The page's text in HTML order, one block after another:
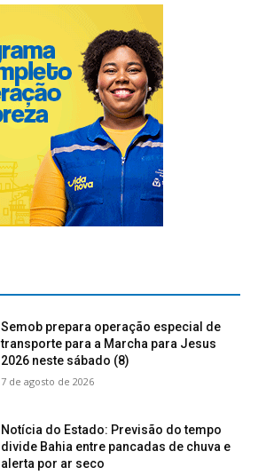
Semob prepara operação especial de
transporte para a Marcha para Jesus
2026 neste sábado (8)
7 de agosto de 2026
Notícia do Estado: Previsão do tempo
divide Bahia entre pancadas de chuva e
alerta por ar seco